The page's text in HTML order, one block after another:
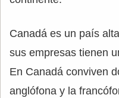
Canadá es un país
sus empresas tienen
En Canadá conviven
anglófona y la